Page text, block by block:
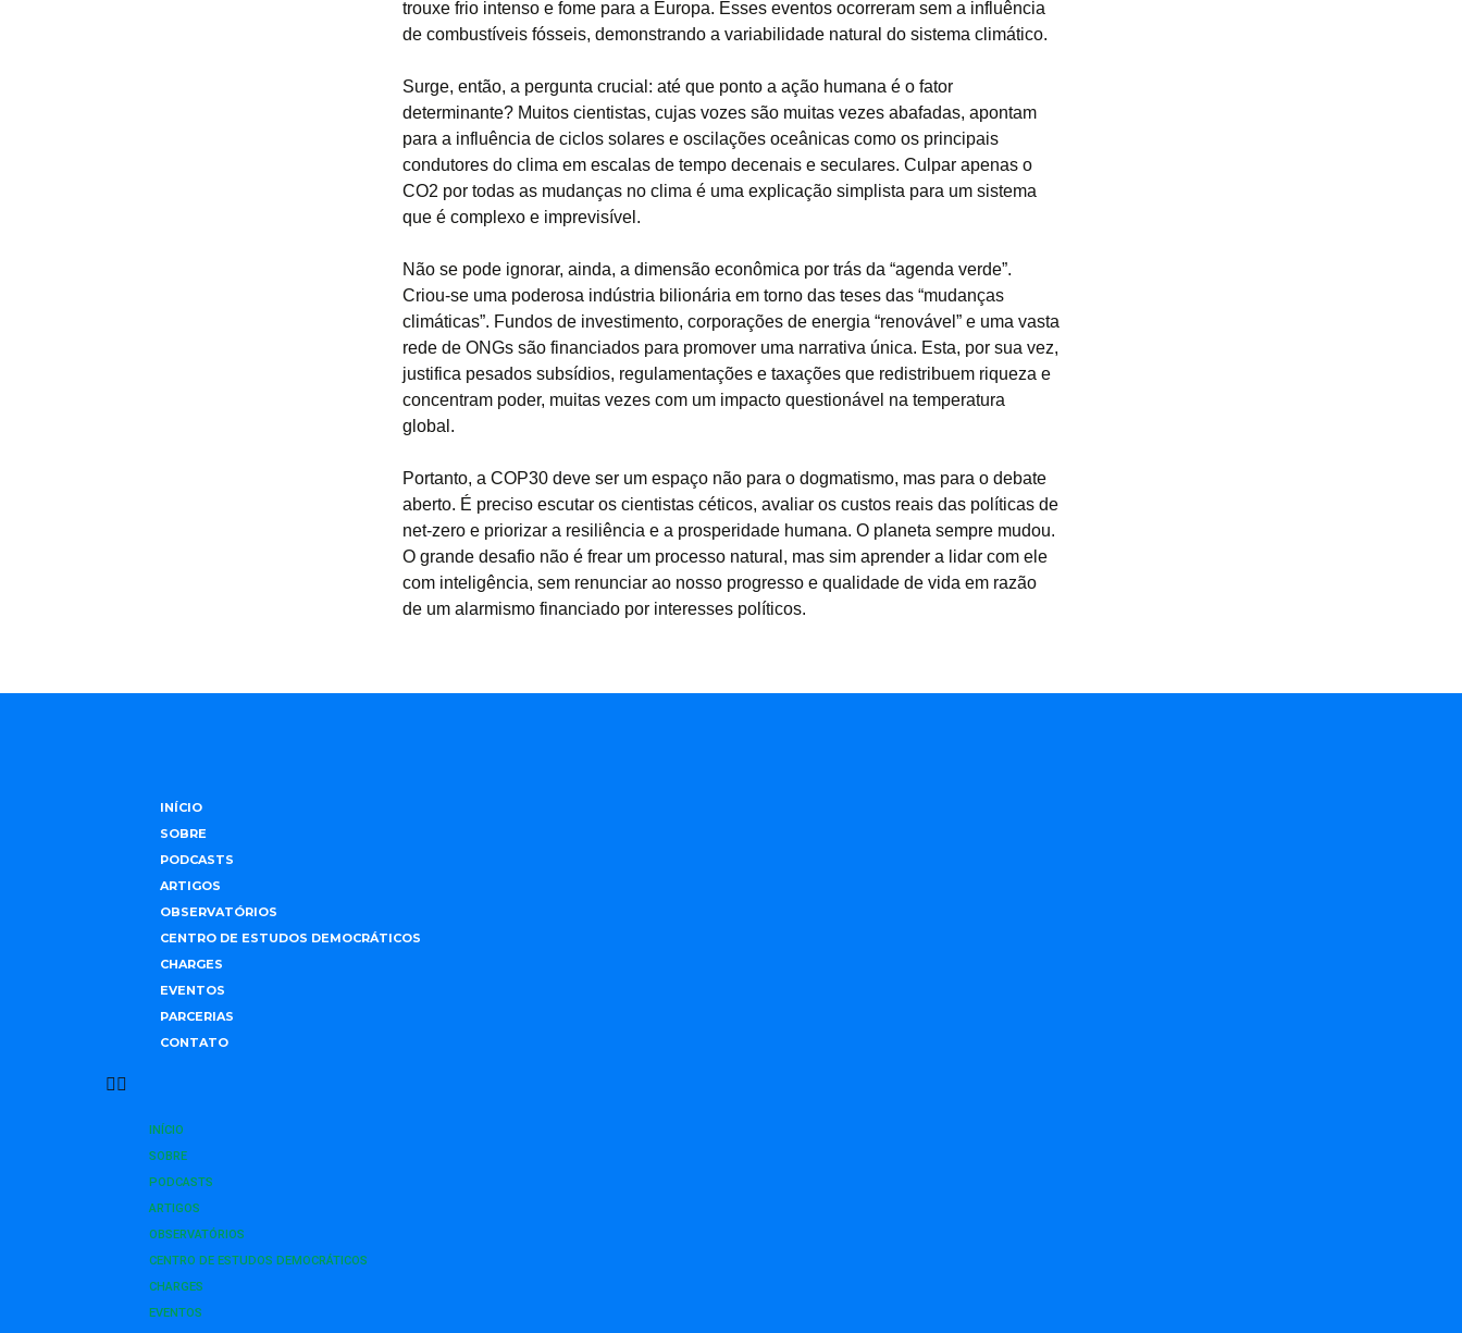
trouxe frio intenso e fome para a Europa. Esses eventos ocorreram sem a influência
de combustíveis fósseis, demonstrando a variabilidade natural do sistema climático.
Surge, então, a pergunta crucial: até que ponto a ação humana é o fator
determinante? Muitos cientistas, cujas vozes são muitas vezes abafadas, apontam
para a influência de ciclos solares e oscilações oceânicas como os principais
condutores do clima em escalas de tempo decenais e seculares. Culpar apenas o
CO2 por todas as mudanças no clima é uma explicação simplista para um sistema
que é complexo e imprevisível.
Não se pode ignorar, ainda, a dimensão econômica por trás da “agenda verde”.
Criou-se uma poderosa indústria bilionária em torno das teses das “mudanças
climáticas”. Fundos de investimento, corporações de energia “renovável” e uma vasta
rede de ONGs são financiados para promover uma narrativa única. Esta, por sua vez,
justifica pesados subsídios, regulamentações e taxações que redistribuem riqueza e
concentram poder, muitas vezes com um impacto questionável na temperatura
global.
Portanto, a COP30 deve ser um espaço não para o dogmatismo, mas para o debate
aberto. É preciso escutar os cientistas céticos, avaliar os custos reais das políticas de
net-zero e priorizar a resiliência e a prosperidade humana. O planeta sempre mudou.
O grande desafio não é frear um processo natural, mas sim aprender a lidar com ele
com inteligência, sem renunciar ao nosso progresso e qualidade de vida em razão
de um alarmismo financiado por interesses políticos.
INÍCIO
SOBRE
PODCASTS
ARTIGOS
OBSERVATÓRIOS
CENTRO DE ESTUDOS DEMOCRÁTICOS
CHARGES
EVENTOS
PARCERIAS
CONTATO
INÍCIO
SOBRE
PODCASTS
ARTIGOS
OBSERVATÓRIOS
CENTRO DE ESTUDOS DEMOCRÁTICOS
CHARGES
EVENTOS